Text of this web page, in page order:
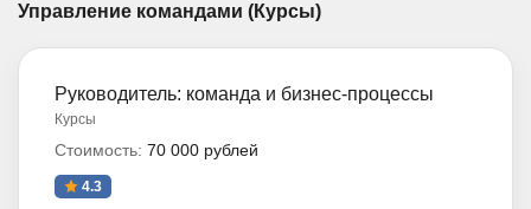
Управление командами (Курсы)
Руководитель: команда и бизнес-процессы
Курсы
Стоимость: 70 000 рублей
4.3